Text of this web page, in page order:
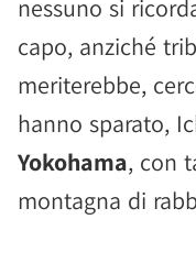
nessuno si
capo, anziché
meriterebbe,
hanno sparato,
Yokohama, con
montagna di